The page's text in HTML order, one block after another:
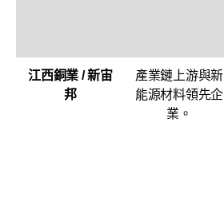
江西銅業 / 新宙
邦
產業鏈上游與新
能源材料領先企
業。